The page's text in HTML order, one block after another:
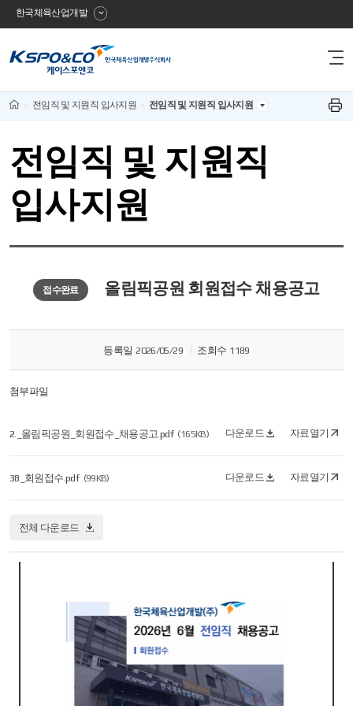
한국체육산업개발
사
트
름
전
메
뉴
보
Home전임직 및 지원직 입사지원 전임직 및 지원직 입사지원
프
전임직 및 지원직
입사지원
접수완료 올림픽공원 회원접수 채용공고
등록일 2026/05/29 조회수 1189
첨부파일
2._올림픽공원_회원접수_채용공고.pdf (165KB) 다운로드 자료열기
38_회원접수.pdf (99KB) 다운로드 자료열기
전체 다운로드